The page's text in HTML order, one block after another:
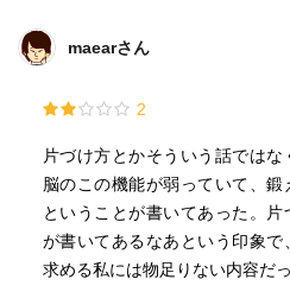
maearさん
2
片づけ方とかそういう話では
脳のこの機能が弱っていて、鍛
ということが書いてあった。
が書いてあるなあという印象
求める私には物足りない内容だっ